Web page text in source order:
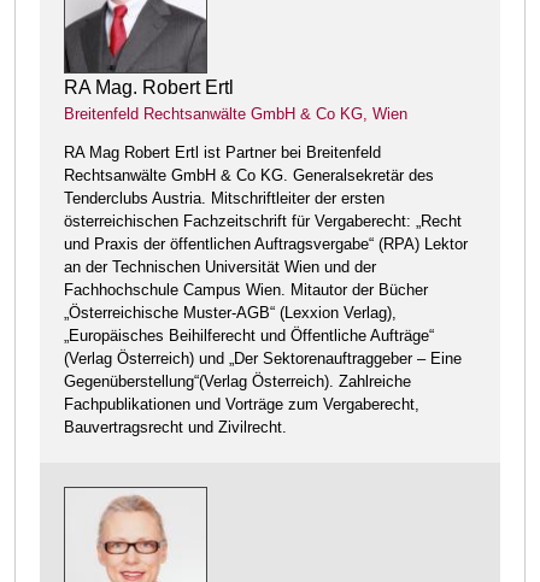
RA Mag. Robert Ertl
Breitenfeld Rechtsanwälte GmbH & Co KG, Wien
RA Mag Robert Ertl ist Partner bei Breitenfeld
Rechtsanwälte GmbH & Co KG. Generalsekretär des
Tenderclubs Austria. Mitschriftleiter der ersten
österreichischen Fachzeitschrift für Vergaberecht: „Recht
und Praxis der öffentlichen Auftragsvergabe“ (RPA) Lektor
an der Technischen Universität Wien und der
Fachhochschule Campus Wien. Mitautor der Bücher
„Österreichische Muster-AGB“ (Lexxion Verlag),
„Europäisches Beihilferecht und Öffentliche Aufträge“
(Verlag Österreich) und „Der Sektorenauftraggeber – Eine
Gegenüberstellung“(Verlag Österreich). Zahlreiche
Fachpublikationen und Vorträge zum Vergaberecht,
Bauvertragsrecht und Zivilrecht.